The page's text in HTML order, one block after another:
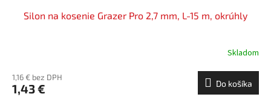
Silon na kosenie Grazer Pro 2,7 mm, L-15 m, okrúhly
Skladom
1,16 € bez DPH
1,43 € Do košíka